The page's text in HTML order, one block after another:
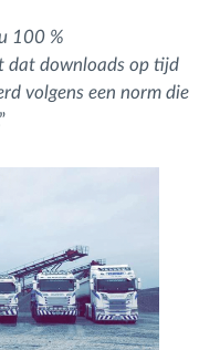
100 %
dat downloads op tijd
volgens een norm die